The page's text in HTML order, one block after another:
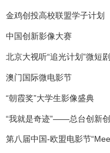
金鸡创投高校联盟学子计划
中国创新影像大赛
北京大视听“追光计划 ”微短
澳门国际微电影节
“朝霞奖”大学生影像盛典
“我就是奇迹”——总台创新
第八届中国-欧盟电影节